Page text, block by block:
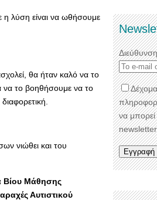
η λύση είναι να ωθήσουμε
θα ήταν καλό να το
να το βοηθήσουμε να το
νιώθει και του
Βίου Μάθησης
Αυτιστικού
να